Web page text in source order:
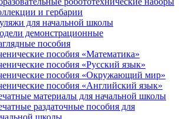
и гербарии
для начальной школы
демонстрационные
пособия
пособия «Математика»
пособия «Русский язык»
пособия «Окружающий мир»
пособия «Английский язык»
материалы для начальной школы
раздаточные пособия для